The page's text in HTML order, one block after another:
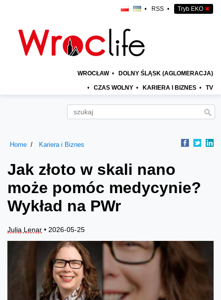
• RSS • Tryb EKO ✖
WROCŁAW • DOLNY ŚLĄSK (AGLOMERACJA)
• CZAS WOLNY • KARIERA I BIZNES • TV
Home Kariera i Biznes
Jak złoto w skali nano
może pomóc medycynie?
Wykład na PWr
Julia Lenar • 2026-05-25